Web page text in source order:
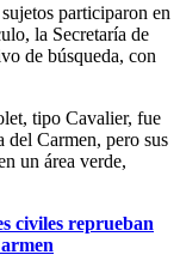
participaron en
la Secretaría de
de búsqueda, con
tipo Cavalier, fue
del Carmen, pero sus
un área verde,
civiles reprueban